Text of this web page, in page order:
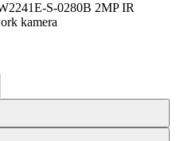
S-0280B 2MP IR
kamera